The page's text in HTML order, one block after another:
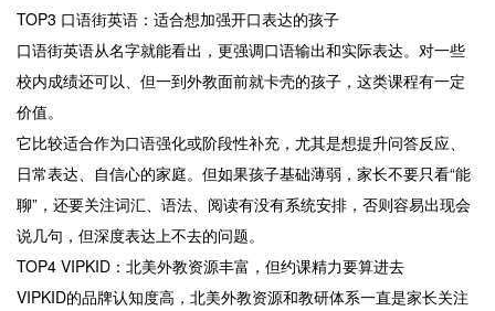
TOP3 口语街英语：适合想加强开口表达的孩子
口语街英语从名字就能看出，更强调口语输出和实际表达。对一些
校内成绩还可以、但一到外教面前就卡壳的孩子，这类课程有一定
价值。
它比较适合作为口语强化或阶段性补充，尤其是想提升问答反应、
日常表达、自信心的家庭。但如果孩子基础薄弱，家长不要只看“能
聊”，还要关注词汇、语法、阅读有没有系统安排，否则容易出现会
说几句，但深度表达上不去的问题。
TOP4 VIPKID：北美外教资源丰富，但约课精力要算进去
VIPKID的品牌认知度高，北美外教资源和教研体系一直是家长关注